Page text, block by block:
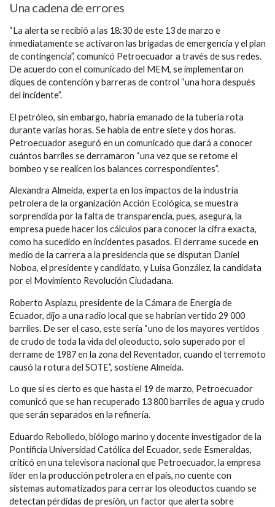
Una cadena de errores
“La alerta se recibió a las 18:30 de este 13 de marzo e
inmediatamente se activaron las brigadas de emergencia y el plan
de contingencia”, comunicó Petroecuador a través de sus redes.
De acuerdo con el comunicado del MEM, se implementaron
diques de contención y barreras de control “una hora después
del incidente”.
El petróleo, sin embargo, habría emanado de la tubería rota
durante varias horas. Se habla de entre siete y dos horas.
Petroecuador aseguró en un comunicado que dará a conocer
cuántos barriles se derramaron “una vez que se retome el
bombeo y se realicen los balances correspondientes”.
Alexandra Almeida, experta en los impactos de la industria
petrolera de la organización Acción Ecológica, se muestra
sorprendida por la falta de transparencia, pues, asegura, la
empresa puede hacer los cálculos para conocer la cifra exacta,
como ha sucedido en incidentes pasados. El derrame sucede en
medio de la carrera a la presidencia que se disputan Daniel
Noboa, el presidente y candidato, y Luisa González, la candidata
por el Movimiento Revolución Ciudadana.
Roberto Aspiazu, presidente de la Cámara de Energía de
Ecuador, dijo a una radio local que se habrían vertido 29 000
barriles. De ser el caso, este sería “uno de los mayores vertidos
de crudo de toda la vida del oleoducto, solo superado por el
derrame de 1987 en la zona del Reventador, cuando el terremoto
causó la rotura del SOTE”, sostiene Almeida.
Lo que sí es cierto es que hasta el 19 de marzo, Petroecuador
comunicó que se han recuperado 13 800 barriles de agua y crudo
que serán separados en la refinería.
Eduardo Rebolledo, biólogo marino y docente investigador de la
Pontificia Universidad Católica del Ecuador, sede Esmeraldas,
criticó en una televisora nacional que Petroecuador, la empresa
líder en la producción petrolera en el país, no cuente con
sistemas automatizados para cerrar los oleoductos cuando se
detectan pérdidas de presión, un factor que alerta sobre